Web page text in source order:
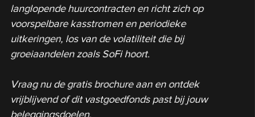
langlopende huurcontracten en richt zich op
voorspelbare kasstromen en periodieke
uitkeringen, los van de volatiliteit die bij
groeiaandelen zoals SoFi hoort.
Vraag nu de gratis brochure aan en ontdek
vrijblijvend of dit vastgoedfonds past bij jouw
beleggingsdoelen.